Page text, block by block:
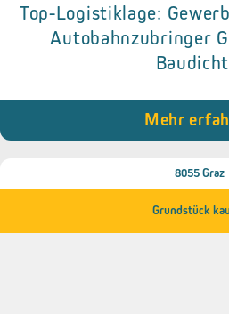
Details zum Objekt
● Baudichte: 0,5 – 1,5 (hohes
Top-Logistiklage:
Autobahnzubringer
Mehr
8055 Graz
Grundstück